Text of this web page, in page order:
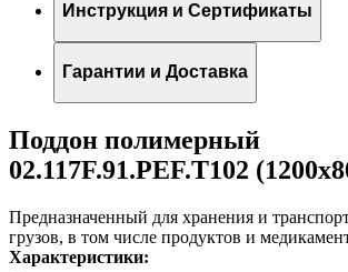
Инструкция и Сертификаты
Гарантии и Доставка
Поддон полимерный
02.117F.91.PEF.T102
Предназначенный для хранения и
грузов, в том числе продуктов и
Характеристики: